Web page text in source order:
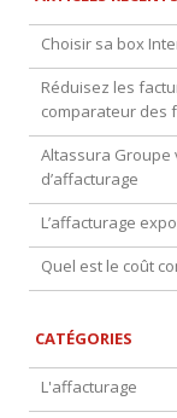
Choisir sa box
Réduisez les
comparateur des
Altassura
d’affacturage
L’affacturage
Quel est le coût
CATÉGORIES
L'affacturage